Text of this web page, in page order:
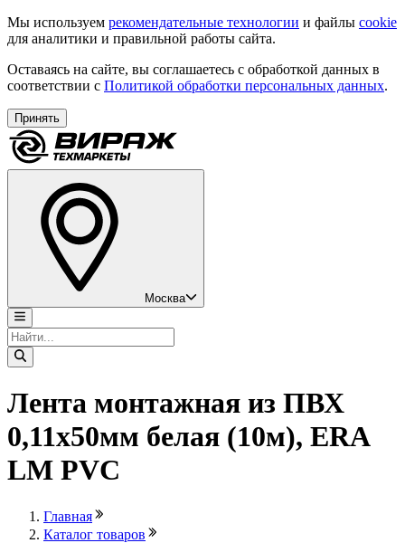
Мы используем рекомендательные технологии и файлы cookie
для аналитики и правильной работы сайта.
Оставаясь на сайте, вы соглашаетесь с обработкой данных в
соответствии с Политикой обработки персональных данных.
Принять
Москва
Лента монтажная из ПВХ
0,11х50мм белая (10м), ERA
LM PVC
Главная
Каталог товаров